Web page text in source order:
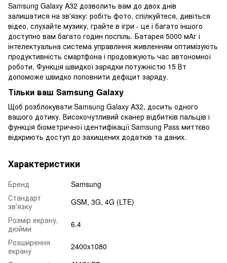
Samsung Galaxy A32 дозволить вам до двох днів
залишатися на зв'язку: робіть фото, спілкуйтеся, дивіться
відео, слухайте музику, грайте в ігри - це і багато іншого
доступно вам багато годин поспіль. Батарея 5000 мАг і
інтелектуальна система управління живленням оптимізують
продуктивність смартфона і продовжують час автономної
роботи. Функція швидкої зарядки потужністю 15 Вт
допоможе швидко поповнити дефіцит заряду.
Тільки ваш Samsung Galaxy
Щоб розблокувати Samsung Galaxy A32, досить одного
вашого дотику. Високочутливий сканер відбитків пальців і
функція біометричної ідентифікації Samsung Pass миттєво
відкриють доступ до захищених додатків та даних.
Характеристики
Бренд
Samsung
Стандарт
зв'язку
GSM, 3G, 4G (LTE)
Розмір екрану,
дюйми
6.4
Розширення
екрану
2400x1080